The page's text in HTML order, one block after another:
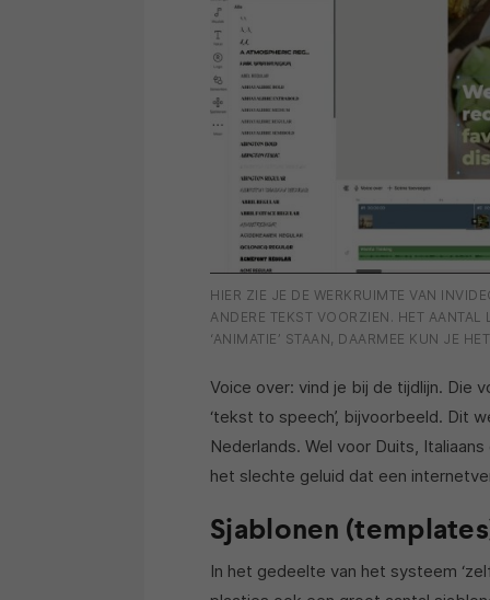
HIER ZIE JE DE WERKRUIMTE VAN
ANDERE TEKST VOORZIEN. HET
‘ANIMATIE’ STAAN, DAARMEE KUN JE
Voice over: vind je bij de tijdlijn. Die
‘tekst to speech’, bijvoorbeeld. Dit
Nederlands. Wel voor Duits,
het slechte geluid dat een
Sjablonen
In het gedeelte van het systeem